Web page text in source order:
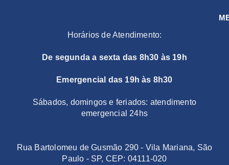
Horários de Atendimento:
De segunda a sexta das 8h30 às 19h
Emergencial das 19h às 8h30
Sábados, domingos e feriados: atendimento
emergencial 24hs
Rua Bartolomeu de Gusmão 290 - Vila Mariana, São
Paulo - SP, CEP: 04111-020